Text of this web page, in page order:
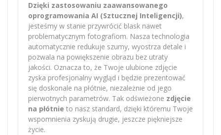
Dzięki zastosowaniu zaawansowanego
oprogramowania AI (Sztucznej Inteligencji),
jesteśmy w stanie przywrócić blask nawet
problematycznym fotografiom. Nasza technologia
automatycznie redukuje szumy, wyostrza detale i
pozwala na powiększenie obrazu bez utraty
jakości. Oznacza to, że Twoje ulubione zdjęcie
zyska profesjonalny wygląd i będzie prezentować
się doskonale na płótnie, niezależnie od jego
pierwotnych parametrów. Tak odświeżone zdjęcie
na płótnie to nasz standard, dzięki któremu Twoje
wspomnienia zyskują drugie, jeszcze piękniejsze
życie.